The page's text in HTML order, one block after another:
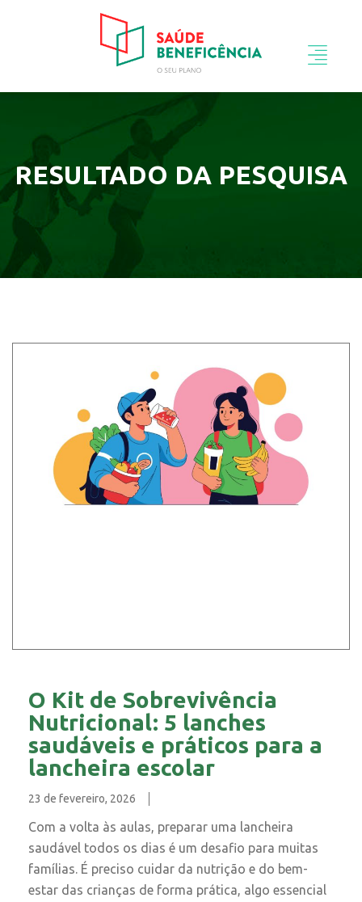
RESULTADO DA PESQUISA
O Kit de Sobrevivência
Nutricional: 5 lanches
saudáveis e práticos para a
lancheira escolar
23 de fevereiro, 2026
Com a volta às aulas, preparar uma lancheira
saudável todos os dias é um desafio para muitas
famílias. É preciso cuidar da nutrição e do bem-
estar das crianças de forma prática, algo essencial